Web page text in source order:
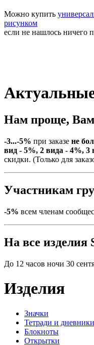
Можно купить
рисунком
если не нашлось ничего
Нам проще, Вам
-3...-5% при заказе не
вид - 5%, 2 вида - 4%, 3
скидки. (Только для
Участникам
-5% всем членам
На все изделия
До 12 часов ночи 30
Изделия
Значки
Тетради и дневники
Блокноты
Открытки